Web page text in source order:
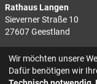
Rathaus Langen
Sieverner Straße 10
27607 Geestland
Rathaus Bad Bederkesa
Am Markt 8
27624 Geestland
Wir möchten unsere
Dafür benötigen wir